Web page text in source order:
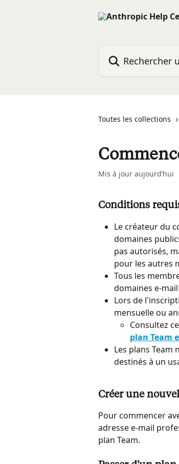
Toutes les collections
Mis à jour aujourd’hui
Conditions
Le créateur du
domaines
pas autorisés,
pour les autres
Tous les
domaines e-
Lors de
mensuelle ou
Consultez
plan Team
Les plans
destinés à un
Créer une
Pour commencer
adresse e-mail
plan Team.